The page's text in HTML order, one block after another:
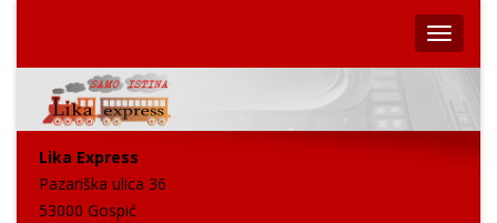
Lika Express
Pazariška ulica 36
53000 Gospić